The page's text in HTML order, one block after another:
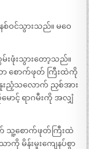
စ်ဝင်သွားသည်။ မဝေ
ဖုံးသွားတော့သည်။
ာ စောက်ဖုတ် ကြီးထဲကို
းညံ့သလောက် ညှစ်အား
ာင့် ရာဂမီးကို အလျှံ
သူ့စောက်ဖုတ်ကြီးထဲ
ကို မိန်းမူးကျေနပ်စွာ